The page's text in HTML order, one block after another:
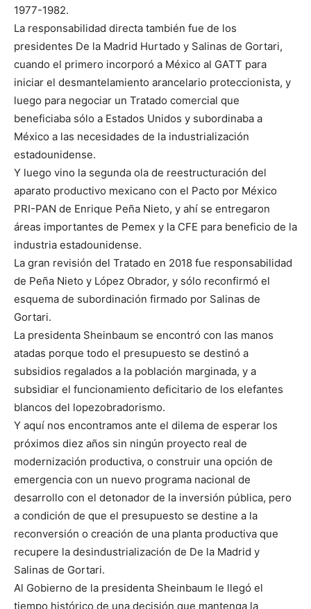
1977-1982.
La responsabilidad directa también fue de los
presidentes De la Madrid Hurtado y Salinas de Gortari,
cuando el primero incorporó a México al GATT para
iniciar el desmantelamiento arancelario proteccionista, y
luego para negociar un Tratado comercial que
beneficiaba sólo a Estados Unidos y subordinaba a
México a las necesidades de la industrialización
estadounidense.
Y luego vino la segunda ola de reestructuración del
aparato productivo mexicano con el Pacto por México
PRI-PAN de Enrique Peña Nieto, y ahí se entregaron
áreas importantes de Pemex y la CFE para beneficio de la
industria estadounidense.
La gran revisión del Tratado en 2018 fue responsabilidad
de Peña Nieto y López Obrador, y sólo reconfirmó el
esquema de subordinación firmado por Salinas de
Gortari.
La presidenta Sheinbaum se encontró con las manos
atadas porque todo el presupuesto se destinó a
subsidios regalados a la población marginada, y a
subsidiar el funcionamiento deficitario de los elefantes
blancos del lopezobradorismo.
Y aquí nos encontramos ante el dilema de esperar los
próximos diez años sin ningún proyecto real de
modernización productiva, o construir una opción de
emergencia con un nuevo programa nacional de
desarrollo con el detonador de la inversión pública, pero
a condición de que el presupuesto se destine a la
reconversión o creación de una planta productiva que
recupere la desindustrialización de De la Madrid y
Salinas de Gortari.
Al Gobierno de la presidenta Sheinbaum le llegó el
tiempo histórico de una decisión que mantenga la